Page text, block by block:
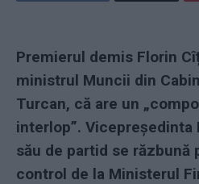
Premierul demis Florin
ministrul Muncii din
Turcan, că are un
interlop”. Vicepreședinta
său de partid se răzbună
control de la Ministerul